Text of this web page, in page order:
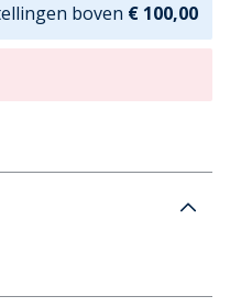
boven € 100,00